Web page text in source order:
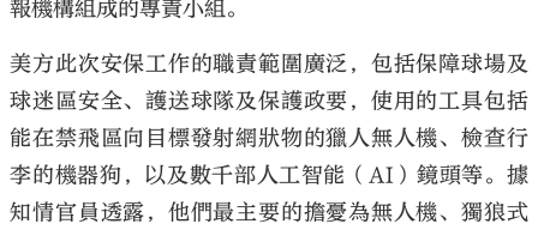
報機構組成的專責小組。
美方此次安保工作的職責範圍廣泛，包括保障球場及
球迷區安全、護送球隊及保護政要，使用的工具包括
能在禁飛區向目標發射網狀物的獵人無人機、檢查行
李的機器狗，以及數千部人工智能（AI）鏡頭等。據
知情官員透露，他們最主要的擔憂為無人機、獨狼式